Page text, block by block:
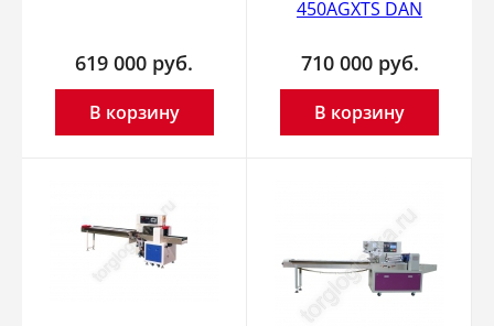
619 000 руб.
В корзину
450AGXTS DAN
710 000 руб.
В корзину